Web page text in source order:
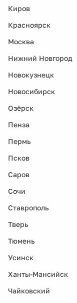
Киров
Красноярск
Москва
Нижний Новгород
Новокузнецк
Новосибирск
Озёрск
Пенза
Пермь
Псков
Саров
Сочи
Ставрополь
Тверь
Тюмень
Усинск
Ханты-Мансийск
Чайковский